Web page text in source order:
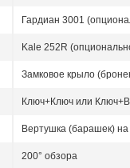
Гардиан 3001
Kale 252R
Замковое крыло
Ключ+Ключ или
Вертушка (барашек)
200° обзора